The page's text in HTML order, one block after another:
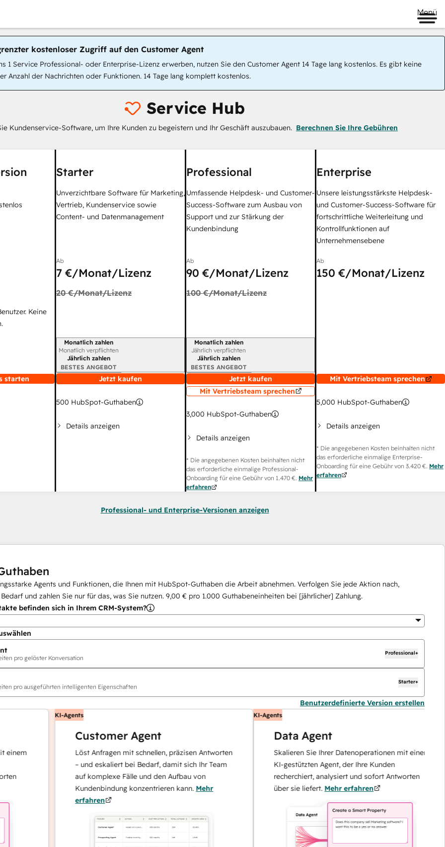
Menü
kostenloser Zugriff auf den Customer Agent
1 Service Professional- oder Enterprise-Lizenz erwerben, nutzen Sie den Customer Agent 14 Tage lang kostenlos. Es gibt keine
Anzahl der Nachrichten oder Funktionen. 14 Tage lang komplett kostenlos.
Service Hub
Kundenservice-Software, um Ihre Kunden zu begeistern und Ihr Geschäft auszubauen. Berechnen Sie Ihre Gebühren
Keine
starten
Starter
Unverzichtbare Software für Marketing,
Vertrieb, Kundenservice sowie
Content- und Datenmanagement
Ab
7 €/Monat/Lizenz
20 €/Monat/Lizenz
Abrechnungszeitraum
Monatlich zahlen
Monatlich verpflichten
Jährlich zahlen
BESTES ANGEBOT
Jetzt kaufen
500 HubSpot-Guthaben
Details anzeigen
Professional
Umfassende Helpdesk- und Customer-
Success-Software zum Ausbau von
Support und zur Stärkung der
Kundenbindung
Ab
90 €/Monat/Lizenz
100 €/Monat/Lizenz
Abrechnungszeitraum
Monatlich zahlen
Jährlich verpflichten
Jährlich zahlen
BESTES ANGEBOT
Jetzt kaufen
Mit Vertriebsteam sprechen
3,000 HubSpot-Guthaben
Details anzeigen
* Die angegebenen Kosten beinhalten nicht
das erforderliche einmalige Professional-
Onboarding für eine Gebühr von 1.470 €. Mehr
erfahren
Enterprise
Unsere leistungsstärkste Helpdesk-
und Customer-Success-Software für
fortschrittliche Weiterleitung und
Kontrollfunktionen auf
Unternehmensebene
Ab
150 €/Monat/Lizenz
Mit Vertriebsteam sprechen
5,000 HubSpot-Guthaben
Details anzeigen
* Die angegebenen Kosten beinhalten nicht
das erforderliche einmalige Enterprise-
Onboarding für eine Gebühr von 3.420 €. Mehr
erfahren
Professional- und Enterprise-Versionen anzeigen
Agents und Funktionen, die Ihnen mit HubSpot-Guthaben die Arbeit abnehmen. Verfolgen Sie jede Aktion nach,
und zahlen Sie nur für das, was Sie nutzen. 9,00 € pro 1.000 Guthabeneinheiten bei [jährlicher] Zahlung.
befinden sich in Ihrem CRM-System?
pro gelöster Konversation
Professional+
pro ausgeführten intelligenten Eigenschaften
Starter+
Benutzerdefinierte Version erstellen
KI-Agents
Customer Agent
Löst Anfragen mit schnellen, präzisen Antworten
– und eskaliert bei Bedarf, damit sich Ihr Team
auf komplexe Fälle und den Aufbau von
Kundenbindung konzentrieren kann.Mehr
erfahren
KI-Agents
Data Agent
Skalieren Sie Ihrer Datenoperationen mit einem
KI-gestützten Agent, der Ihre Kunden
recherchiert, analysiert und sofort Antworten
über sie liefert.Mehr erfahren